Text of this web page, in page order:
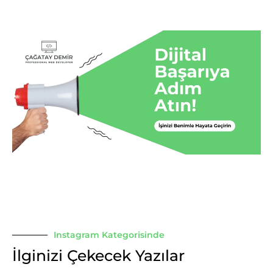
Instagram Kategorisinde
İlginizi Çekecek Yazılar